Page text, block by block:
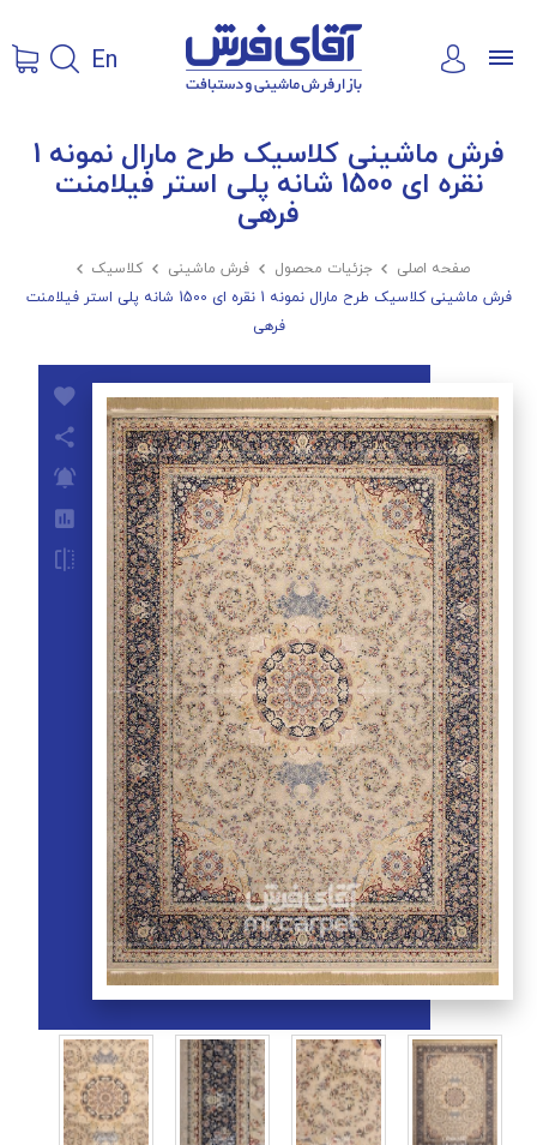
En
فرش ماشینی کلاسیک طرح مارال نمونه 1
نقره ای 1500 شانه پلی استر فیلامنت
فرهی
صفحه اصلی  جزئیات محصول  فرش ماشینی  کلاسیک 
فرش ماشینی کلاسیک طرح مارال نمونه 1 نقره ای 1500 شانه پلی استر فیلامنت
فرهی